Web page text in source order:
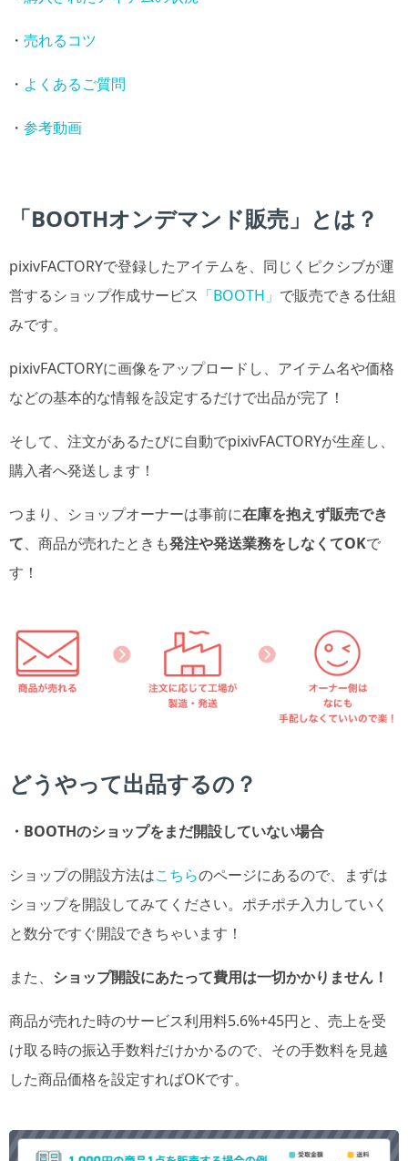
・ 売れるコツ
・ よくあるご質問
・ 参考動画
「BOOTHオンデマンド販売」とは？
pixivFACTORYで登録したアイテムを、同じくピクシブが運
営するショップ作成サービス 「BOOTH」 で販売できる仕組
みです。
pixivFACTORYに画像をアップロードし、アイテム名や価格
などの基本的な情報を設定するだけで出品が完了！
そして、注文があるたびに自動でpixivFACTORYが生産し、
購入者へ発送します！
つまり、ショップオーナーは事前に在庫を抱えず販売でき
て、商品が売れたときも発注や発送業務をしなくてOKで
す！
どうやって出品するの？
・BOOTHのショップをまだ開設していない場合
ショップの開設方法はこちらのページにあるので、まずは
ショップを開設してみてください。ポチポチ入力していく
と数分ですぐ開設できちゃいます！
また、 ショップ開設にあたって費用は一切かかりません！
商品が売れた時のサービス利用料5.6%+45円と、売上を受
け取る時の振込手数料だけかかるので、その手数料を見越
した商品価格を設定すればOKです。